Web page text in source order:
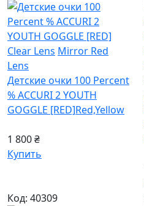
Clear Lens Mirror Red
Lens
Детские очки 100 Percent
% ACCURI 2 YOUTH
GOGGLE [RED]Red,Yellow
1 800 ₴
Купить
Код: 40309